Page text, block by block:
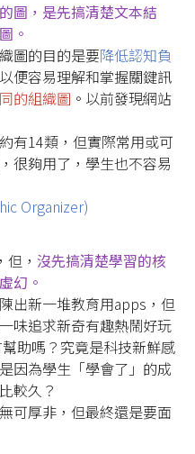
圖，是先搞清楚文本結
。
圖的目的是要降低認知負
便容易理解和掌握關鍵訊
的組織圖 。以前發現網站
有14類，但實際常用或可
很夠用了，學生也不容易
Organizer)
但， 沒先搞清楚學習的核
幻。
出新一堆教育用apps，但
味追求新奇有趣熱鬧好玩
助嗎？究竟是科技新鮮感
因為學生「學會了」的成
較久？
可厚非，但最終還是要面